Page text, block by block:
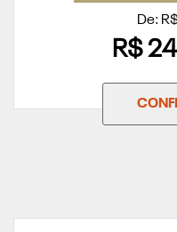
De:
R$